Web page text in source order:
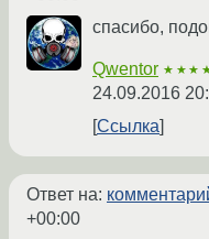
спасибо,
Qwentor
24.09.2016
Ссылка
Ответ на:
+00:00